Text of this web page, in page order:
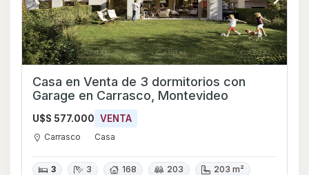
Casa en Venta de 3 dormitorios con
Garage en Carrasco, Montevideo
U$S 577.000 VENTA
Carrasco Casa
3 3 168 203
203 m²